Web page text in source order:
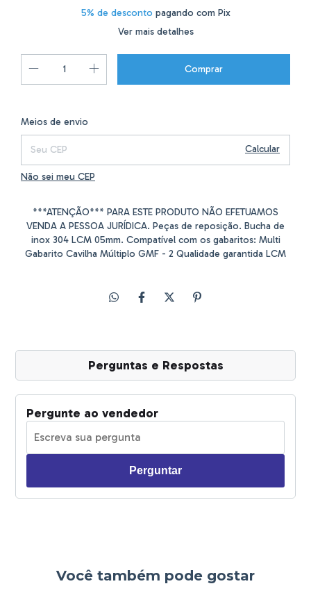
5% de desconto pagando com Pix
Ver mais detalhes
Entregas para o CEP:
Meios de envio
Calcular
Não sei meu CEP
***ATENÇÃO*** PARA ESTE PRODUTO NÃO EFETUAMOS
VENDA A PESSOA JURÍDICA. Peças de reposição. Bucha de
inox 304 LCM 05mm. Compatível com os gabaritos: Multi
Gabarito Cavilha Múltiplo GMF - 2 Qualidade garantida LCM
Perguntas e Respostas
Pergunte ao vendedor
Perguntar
Você também pode gostar